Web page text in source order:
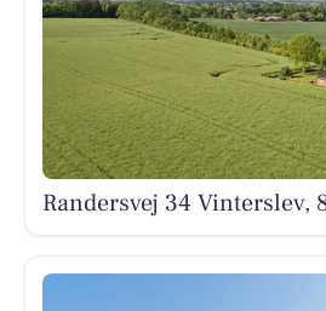
Randersvej 34 Vinterslev,